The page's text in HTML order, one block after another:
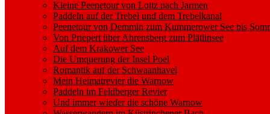
Kleine Peenetour von Loitz nach Jarmen
Paddeln auf der Trebel und dem Trebelkanal
Peenetour von Demmin zum Kummerower See bis
Von Priepert über Ahrensberg zum Plätlinsee
Auf dem Krakower See
Die Umquerung der Insel Poel
Romantik auf der Schwaanhavel
Mein Heimatrevier die Warnow
Paddeln im Feldberger Revier
Und immer wieder die schöne Warnow